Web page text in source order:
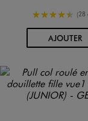
4.5/5 de(28
AJOUTER